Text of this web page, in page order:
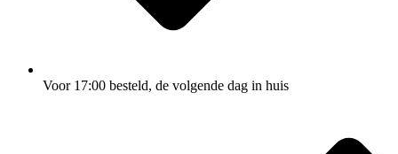
Voor 17:00 besteld, de volgende dag in huis